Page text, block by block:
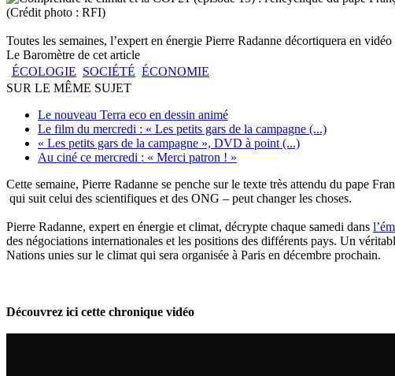
(Crédit photo : RFI)
Toutes les semaines, l’expert en énergie Pierre Radanne décortiquera en
Le Baromètre de cet article
ÉCOLOGIE SOCIÉTÉ ÉCONOMIE
SUR LE MÊME SUJET
Le nouveau Terra eco en dessin animé
Le film du mercredi : « Les petits gars de la campagne (...)
« Les petits gars de la campagne », DVD à point (...)
Au ciné ce mercredi : « Merci patron ! »
Cette semaine, Pierre Radanne se penche sur le texte très attendu du pape
qui suit celui des scientifiques et des ONG – peut changer les choses.
Pierre Radanne, expert en énergie et climat, décrypte chaque samedi dans
des négociations internationales et les positions des différents pays. Un
Nations unies sur le climat qui sera organisée à Paris en décembre prochain.
Découvrez ici cette chronique vidéo